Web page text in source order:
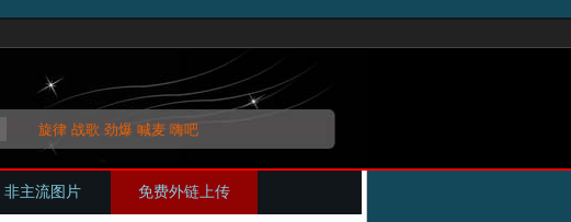
旋律 战歌 劲爆 喊麦 嗨吧
非主流图片 免费外链上传